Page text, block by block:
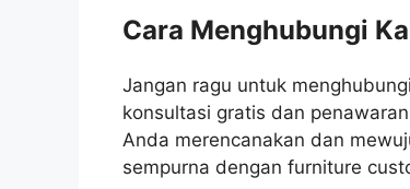
Cara Menghubungi
Jangan ragu untuk
konsultasi gratis dan
Anda merencanakan dan
sempurna dengan furniture